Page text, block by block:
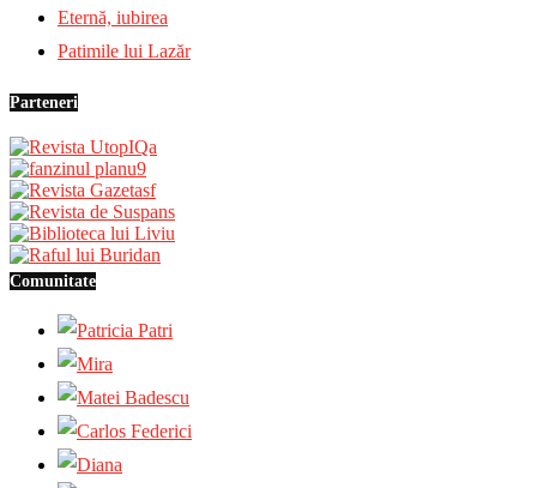
Eternă, iubirea
Patimile lui Lazăr
Parteneri
Comunitate